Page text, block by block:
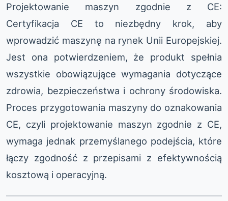
Projektowanie maszyn zgodnie z CE:
Certyfikacja CE to niezbędny krok, aby
wprowadzić maszynę na rynek Unii Europejskiej.
Jest ona potwierdzeniem, że produkt spełnia
wszystkie obowiązujące wymagania dotyczące
zdrowia, bezpieczeństwa i ochrony środowiska.
Proces przygotowania maszyny do oznakowania
CE, czyli projektowanie maszyn zgodnie z CE,
wymaga jednak przemyślanego podejścia, które
łączy zgodność z przepisami z efektywnością
kosztową i operacyjną.